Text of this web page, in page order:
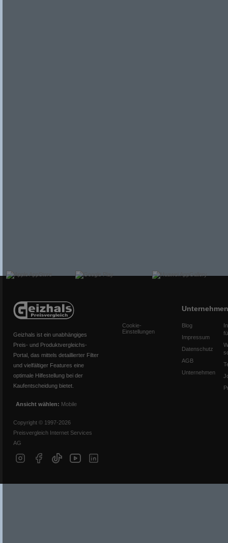
Geizhals ist ein unabhängiges
Preis- und Produktvergleichs-
Portal, das mittels detaillierter Filter
und vielfältiger Features eine
optimale Hilfestellung bei der
Kaufentscheidung bietet.
Ansicht wählen: Mobile
Copyright © 1997-2026
Preisvergleich Internet Services
AG
Cookie-
Einstellungen
Unternehmen
Blog
Impressum
Datenschutz
AGB
Unternehmen